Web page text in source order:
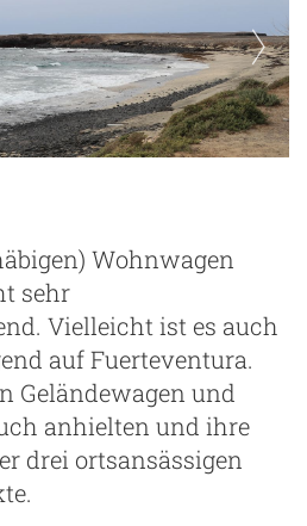
Wohnwagen
sehr
Vielleicht ist es auch
auf Fuerteventura.
Geländewagen und
anhielten und ihre
drei ortsansässigen